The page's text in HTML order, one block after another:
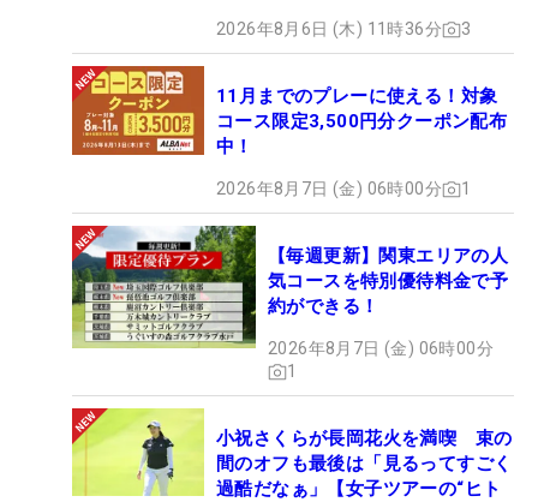
2026年8月6日 (木) 11時36分 3
11月までのプレーに使える！対象
コース限定3,500円分クーポン配布
中！
2026年8月7日 (金) 06時00分 1
【毎週更新】関東エリアの人
気コースを特別優待料金で予
約ができる！
2026年8月7日 (金) 06時00分
1
小祝さくらが長岡花火を満喫 束の
間のオフも最後は「見るってすごく
過酷だなぁ」【女子ツアーの“ヒト